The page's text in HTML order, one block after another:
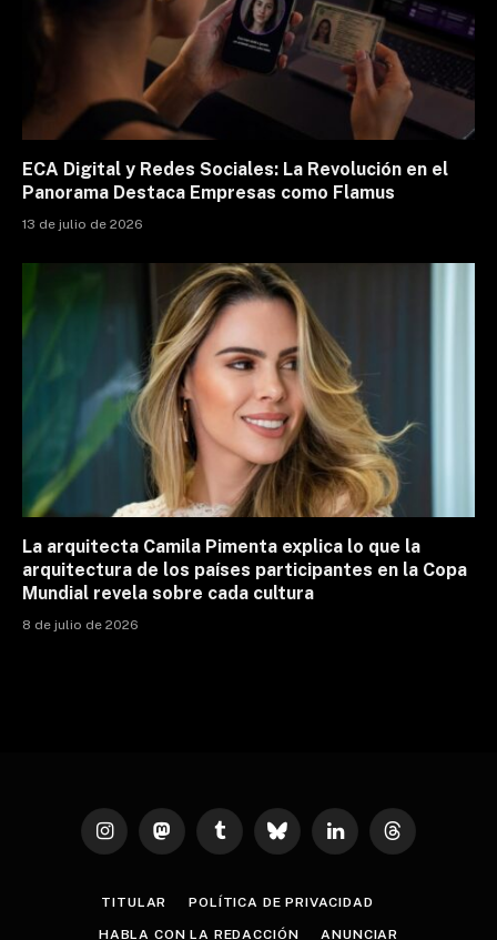
ECA Digital y Redes Sociales: La Revolución en el
Panorama Destaca Empresas como Flamus
13 de julio de 2026
La arquitecta Camila Pimenta explica lo que la
arquitectura de los países participantes en la Copa
Mundial revela sobre cada cultura
8 de julio de 2026
InstagramMastodonTumblr Bluesky LinkedInThreads
TITULAR POLÍTICA DE PRIVACIDAD
HABLA CON LA REDACCIÓN ANUNCIAR